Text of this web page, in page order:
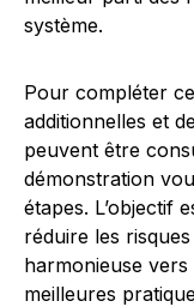
système.
Pour compléter
additionnelles et
peuvent être
démonstration
étapes. L’objectif
réduire les
harmonieuse vers
meilleures